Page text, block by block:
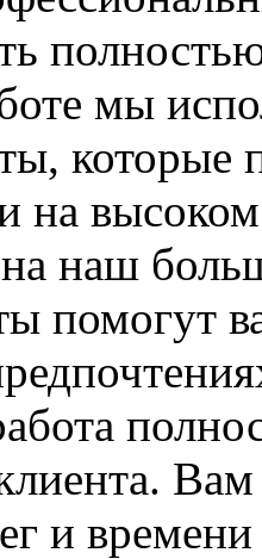
мы
которые
на
наш
помогут
Вам
и